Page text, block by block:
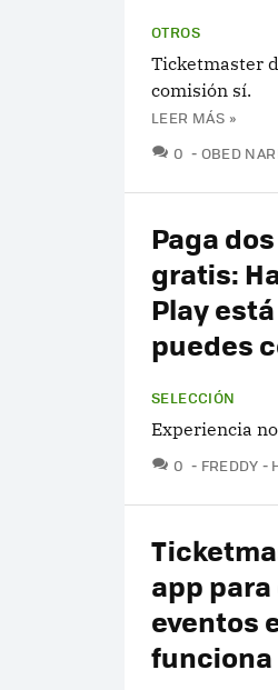
OTROS
Ticketmaster
comisión sí.
LEER MÁS »
0
OBED
Paga
gratis:
Play
puedes
SELECCIÓN
Experiencia
0
FREDDY
app
eventos
funciona